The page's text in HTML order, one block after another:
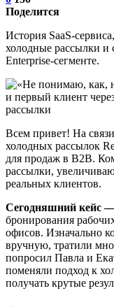
Поделится
История SaaS-
холодные рассылки и
Enterprise-сегменте.
Всем привет! На
холодных рассылок
для продаж в B2B.
рассылки,
реальных клиентов.
Сегодняшний кейс
бронирования
офисов. Изначально
вручную, тратили
попросил Павла и
поменяли подход к
получать крутые